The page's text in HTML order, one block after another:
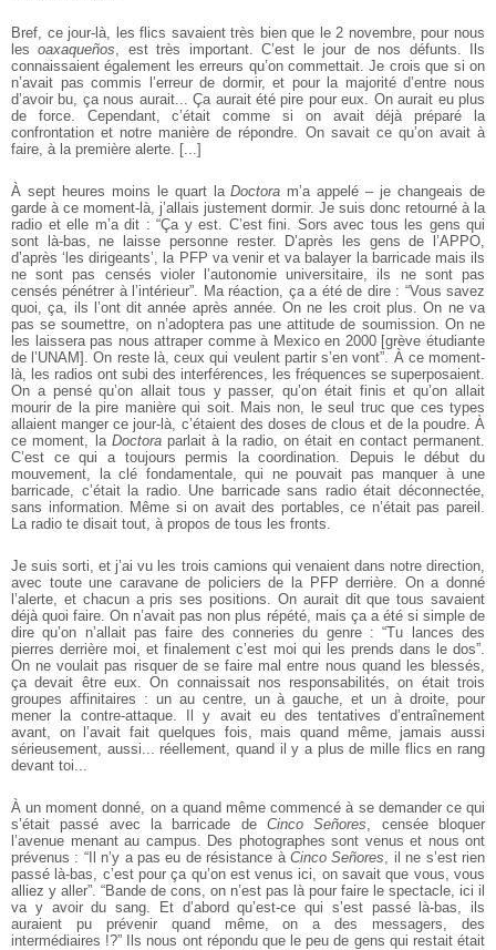
Bref, ce jour-là, les flics savaient très bien que le 2 novembre, pour nous
les oaxaqueños , est très important. C’est le jour de nos défunts. Ils
connaissaient également les erreurs qu’on commettait. Je crois que si on
n’avait pas commis l’erreur de dormir, et pour la majorité d’entre nous
d’avoir bu, ça nous aurait...
Ça aurait été pire pour eux. On aurait eu plus
de force. Cependant, c’était comme si on avait déjà préparé la
confrontation et notre manière de répondre.
On savait ce qu’on avait à
faire, à la première alerte. [...]
À sept heures moins le quart laDoctora m’a appelé – je changeais de
garde à ce moment-là, j’allais justement dormir. Je suis donc retourné à la
radio et elle m’a dit : “Ça y est. C’estfini. Sors avec tous les gens qui
sont là-bas, ne laisse personnerester. D’après les gens de l’APPO,
d’après ‘les dirigeants’, la PFP va veniret va balayer la barricade mais ils
ne sont pas censés violer l’autonomie universitaire, ils ne sont pas
censés pénétrer à l’intérieur”. Ma réaction, ça a été de dire : “Vous savez
quoi, ça, ils l’ont dit année après année. On ne les croit plus. On neva
pas se soumettre, on n’adoptera pas une attitude de soumission. On ne
les laissera pas nous attraper comme à Mexico en 2000 [grève étudiante
de l’UNAM]. On reste là, ceux qui veulent partir s’en vont”. À ce moment-
là, les radios ont subi des interférences, les fréquences se superposaient.
On a pensé qu’on allait tous y passer, qu’on était finis et qu’on allait
mourir de la pire manière qui soit. Mais non, le seul truc que ces types
allaient manger ce jour-là, c’étaient des doses de clous et de la poudre. À
ce moment, la Doctoraparlait à la radio, on était en contact permanent.
C’est ce qui a toujours permis la coordination. Depuis le début du
mouvement, la clé fondamentale,
qui ne pouvait pas manquer à une
barricade, c’était la radio. Une barricade sans radio était déconnectée,
sans information. Même si on avait des portables, ce n’était pas pareil.
La radio te disait tout, à propos de tous les fronts.
Je suis sorti, et j’ai vu les trois camions qui venaient dans notre direction,
avec toute une caravane de policiers de la PFP derrière. On a donné
l’alerte, etchacun a pris ses positions. On aurait dit que tous savaient
déjà quoi faire. On n’avait pas non plus répété, mais ça a été si simple de
dire qu’on n’allait pas faire des conneries du genre : “Tu lances des
pierres derrière moi, et finalement c’est moi qui les prends dans le dos”.
On ne voulait pas risquer de se faire mal entre nous quand les blessés,
ça devait être eux. On connaissait nos responsabilités, on était trois
groupes affinitaires : un au centre, un à gauche, et un à droite, pour
mener la contre-attaque. Il y avait eu des tentatives d’entraînement
avant, onl’avait fait quelques fois, mais quand même, jamais aussi
sérieusement, aussi...
réellement, quand il y a plus de mille flics en rang
devant toi...
À un moment donné, on a quand même commencé à se demander ce qui
s’était passé avec la barricade de Cinco Señores , censée bloquer
l’avenue menantau campus. Des photographes sont venus et nous ont
prévenus : “Il n’y a pas eu de résistance à Cinco Señores , il ne s’est rien
passé là-bas, c’est pour ça qu’on est venus ici, on savait que vous, vous
alliez y aller”. “Bande de cons, on n’est pas là pour faire le spectacle, ici il
va y avoir du sang. Et d’abordqu’est-ce qui s’est passé là-bas, ils
auraient pu prévenir quand même, on a des messagers, des
intermédiaires !?” Ils nous ont répondu que le peu de gens qui restait était